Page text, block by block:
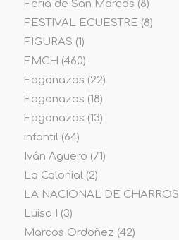
Feria de San Marcos (8)
FESTIVAL ECUESTRE (8)
FIGURAS (1)
FMCH (460)
Fogonazos (22)
Fogonazos (18)
Fogonazos (13)
infantil(64)
Iván Agüero (71)
La Colonial(2)
LA NACIONAL DE CHARROS
Luisa I
(3)
Marcos Ordoñez (42)